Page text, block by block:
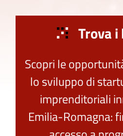
Trova
Scopri le
lo sviluppo di
imprenditoriali
Emilia-Romagna: